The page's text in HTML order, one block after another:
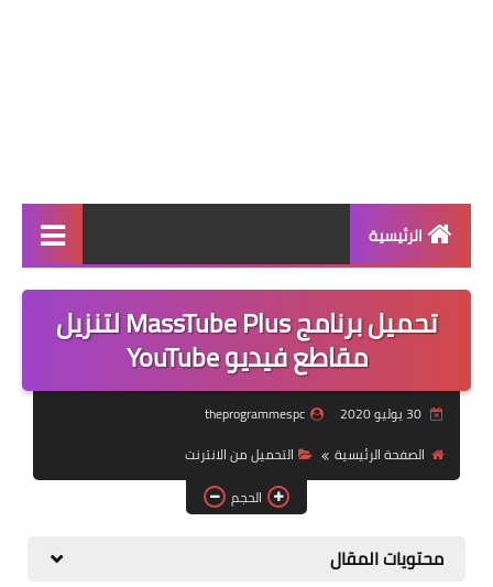
الرئيسية
معلومات هامة
برامج الحماية
قوالب أقترإفكت
برامج الصيانة
تحميل برنامج MassTube Plus لتنزيل
مقاطع فيديو YouTube
30 يوليو 2020
theprogrammespc
الصفحة الرئيسية
التحميل من الانترنت
الحجم
محتويات المقال